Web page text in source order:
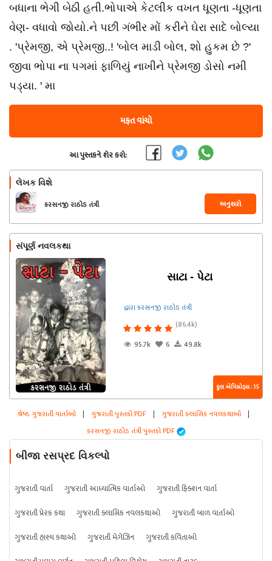
બધાના ભેગી બેઠી હતી.ભોપાએ કેટલીક વખત ધૂણતા -ધૂણતા
વેણ- વધાવો જોયો.ને પછી ગંભીર મોં કરીને ઘેરા સાદે બોલ્યા
. 'પ્રેમજી, એ પ્રેમજી..! 'બોલ માડી બોલ, શો હુકમ છે ?'
જીવા ભોપા ના પગમાં ફાળિયું નાખીને પ્રેમજી ડોસો નમી
પડ્યા. ' મા
મફત વાંચો
આ પુસ્તકને શેર કરો:
લેખક વિશે
કરસનજી રાઠોડ તંત્રી અનુસરો
સંપૂર્ણ નવલકથા
સાટા - પેટા
દ્વારા કરસનજી રાઠોડ તંત્રી
(86.4k)
95.7k
6 49.8k
કુલ એપિસોડ્સ : 15
શ્રેષ્ઠ ગુજરાતી વાર્તાઓ | ગુજરાતી પુસ્તકો PDF | ગુજરાતી ક્લાસિક નવલકથાઓ |
કરસનજી રાઠોડ તંત્રી પુસ્તકો PDF
બીજા રસપ્રદ વિકલ્પો
ગુજરાતી વાર્તા ગુજરાતી આધ્યાત્મિક વાર્તાઓ
ગુજરાતી ફિક્શન વાર્તા
ગુજરાતી પ્રેરક કથા
ગુજરાતી ક્લાસિક નવલકથાઓ
ગુજરાતી બાળ વાર્તાઓ
ગુજરાતી હાસ્ય કથાઓ
ગુજરાતી મેગેઝિન
ગુજરાતી કવિતાઓ